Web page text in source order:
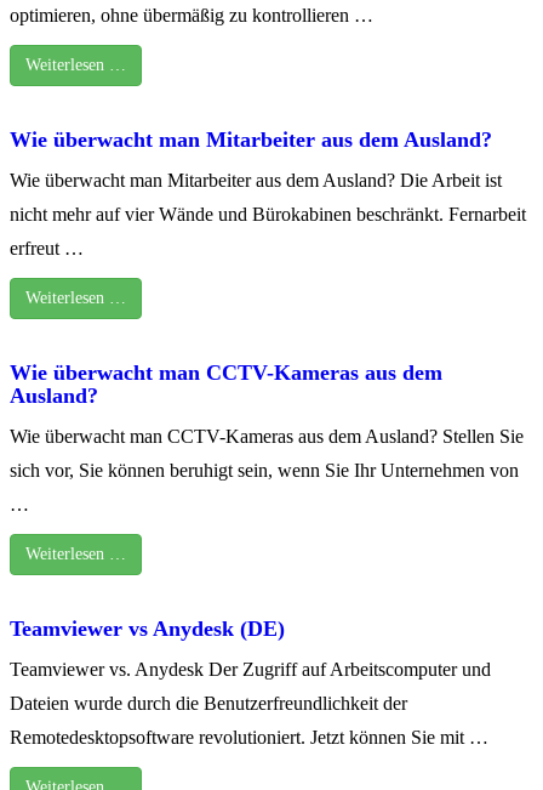
optimieren, ohne übermäßig zu kontrollieren …
Weiterlesen …
Wie überwacht man Mitarbeiter aus dem Ausland?
Wie überwacht man Mitarbeiter aus dem Ausland? Die Arbeit ist
nicht mehr auf vier Wände und Bürokabinen beschränkt. Fernarbeit
erfreut …
Weiterlesen …
Wie überwacht man CCTV-Kameras aus dem
Ausland?
Wie überwacht man CCTV-Kameras aus dem Ausland? Stellen Sie
sich vor, Sie können beruhigt sein, wenn Sie Ihr Unternehmen von
…
Weiterlesen …
Teamviewer vs Anydesk (DE)
Teamviewer vs. Anydesk Der Zugriff auf Arbeitscomputer und
Dateien wurde durch die Benutzerfreundlichkeit der
Remotedesktopsoftware revolutioniert. Jetzt können Sie mit …
Weiterlesen …